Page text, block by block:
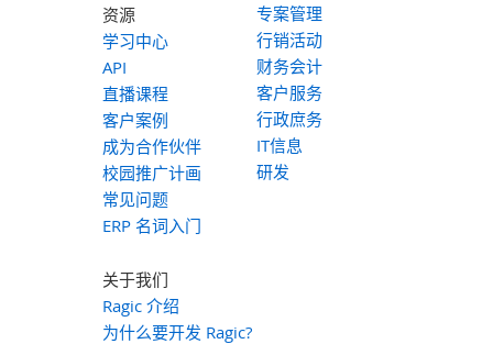
资源
学习中心
API
直播课程
客户案例
成为合作伙伴
校园推广计画
常见问题
ERP 名词入门
专案管理
行销活动
财务会计
客户服务
行政庶务
IT信息
研发
关于我们
Ragic 介绍
为什么要开发 Ragic?